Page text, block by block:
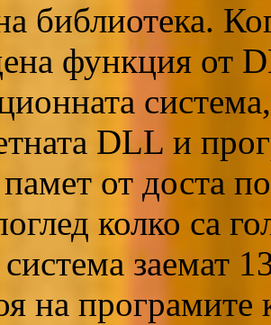
библиотека.
функция от
DLL и
от доста
колко са
заемат
на програмите